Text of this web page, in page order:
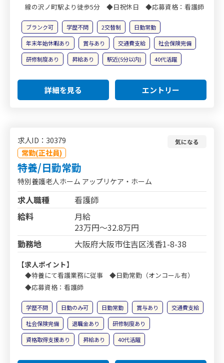
線の沢ノ町駅より徒歩5分 ◆日祝休日 ◆応募資格：看護師
ブランク可 学歴不問 2交替制
日勤常勤
年末年始休暇あり
賞与あり 交通費支給
社会保険完備
研修制度あり
昇給あり 駅近(5分以内) 40代活躍
詳細を見る エントリー
求人ID：30379
常勤(正社員)
気になる
特養/日勤常勤
特別養護老人ホーム アップリケア・ホーム
求人職種
看護師
給料
月給
23万円～32.8万円
勤務地
大阪府大阪市住吉区浅香1-8-38
【求人ポイント】
◆特養にて看護業務に従事 ◆日勤常勤（オンコール有）
◆応募資格：看護師
学歴不問 日勤のみ可 日勤常勤 賞与あり
交通費支給
社会保険完備
退職金あり
研修制度あり
資格取得支援あり
昇給あり 40代活躍